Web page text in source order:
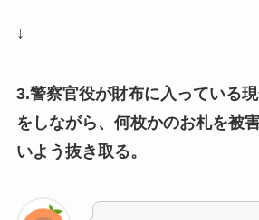
↓
3.警察官役が財布に入っている
をしながら、何枚かのお札を被
いよう抜き取る。